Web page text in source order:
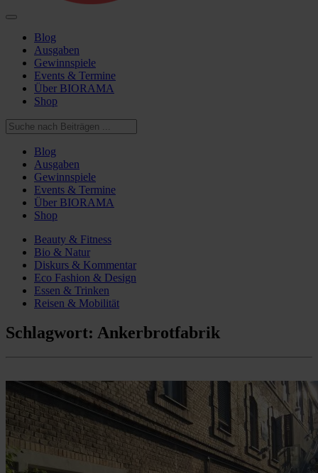
Blog
Ausgaben
Gewinnspiele
Events & Termine
Über BIORAMA
Shop
Blog
Ausgaben
Gewinnspiele
Events & Termine
Über BIORAMA
Shop
Beauty & Fitness
Bio & Natur
Diskurs & Kommentar
Eco Fashion & Design
Essen & Trinken
Reisen & Mobilität
Schlagwort: Ankerbrotfabrik